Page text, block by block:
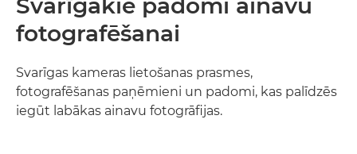
Svarīgākie padomi ainavu
fotografēšanai
Svarīgas kameras lietošanas prasmes,
fotografēšanas paņēmieni un padomi, kas palīdzēs
iegūt labākas ainavu fotogrāfijas.